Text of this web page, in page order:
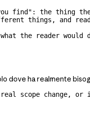
you find": the thing
things, and
the reader
dove ha realmente
scope change,